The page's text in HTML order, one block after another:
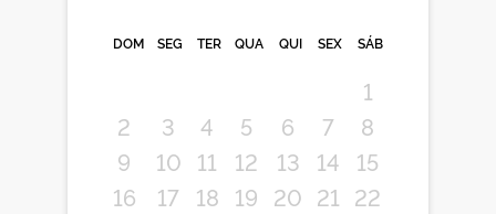
DOM SEG TER QUA QUI SEX SÁB
1
2
3 4 5 6 7
8
9
10 11 12 13 14
15
16
17 18 19 20 21
22